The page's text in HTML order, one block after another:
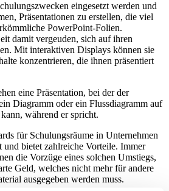
eingesetzt werden und
Präsentationen zu erstellen, die viel
PowerPoint-Folien.
damit vergeuden, sich auf ihren
Mit interaktiven Displays können sie
konzentrieren, die ihnen präsentiert
eine Präsentation, bei der der
Diagramm oder ein Flussdiagramm auf
während er spricht.
für Schulungsräume in Unternehmen
und bietet zahlreiche Vorteile. Immer
die Vorzüge eines solchen Umstiegs,
Geld, welches nicht mehr für andere
ausgegeben werden muss.